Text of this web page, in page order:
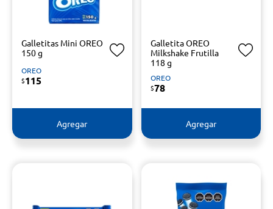
Galletitas Mini OREO
150 g
OREO
$115
Agregar
Galletita OREO
Milkshake Frutilla
118 g
OREO
$78
Agregar